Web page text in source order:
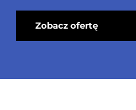
Zobacz ofertę